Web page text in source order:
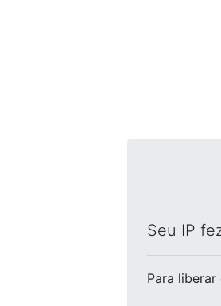
Seu IP
Para liberar